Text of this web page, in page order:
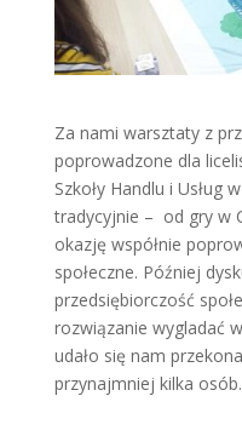
Za nami warsztaty z
poprowadzone dla
Szkoły Handlu i Usług
tradycyjnie – od gry w
okazję współnie
społeczne. Później
przedsiębiorczość
rozwiązanie wygladać
udało się nam
przynajmniej kilka osób.